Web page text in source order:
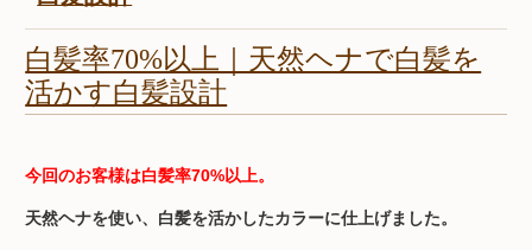
白髪率70%以上｜天然ヘナで白髪を
活かす白髪設計
今回のお客様は白髪率70%以上。
天然ヘナを使い、白髪を活かしたカラーに仕上げました。